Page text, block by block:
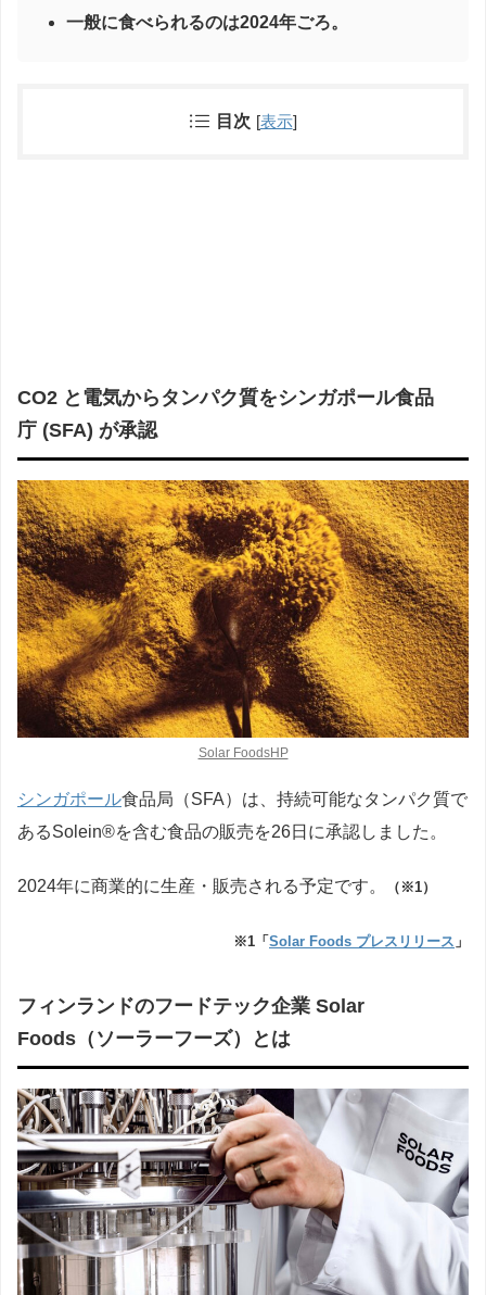
一般に食べられるのは2024年ごろ。
目次 [表示]
CO2 と電気からタンパク質をシンガポール食品
庁 (SFA) が承認
Solar FoodsHP
シンガポール食品局（SFA）は、持続可能なタンパク質で
あるSolein®を含む食品の販売を26日に承認しました。
2024年に商業的に生産・販売される予定です。 （※1）
※1「 Solar Foods プレスリリース 」
フィンランドのフードテック企業 Solar
Foods（ソーラーフーズ）とは